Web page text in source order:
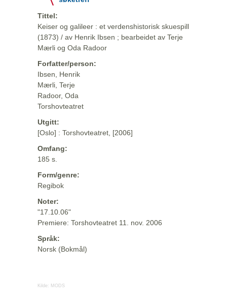
Tittel:
Keiser og galileer : et verdenshistorisk skuespill
(1873) / av Henrik Ibsen ; bearbeidet av Terje
Mærli og Oda Radoor
Forfatter/person:
Ibsen, Henrik
Mærli, Terje
Radoor, Oda
Torshovteatret
Utgitt:
[Oslo] : Torshovteatret, [2006]
Omfang:
185 s.
Form/genre:
Regibok
Noter:
"17.10.06"
Premiere: Torshovteatret 11. nov. 2006
Språk:
Norsk (Bokmål)
Kilde: MODS